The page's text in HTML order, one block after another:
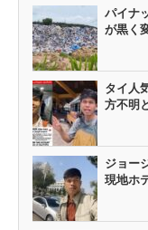
パイナ
が黒く
タイ人
方不明
ジョー
現地ホ